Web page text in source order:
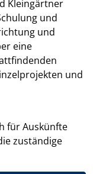
Kleingärtner
und
und
eine
und
für Auskünfte
zuständige